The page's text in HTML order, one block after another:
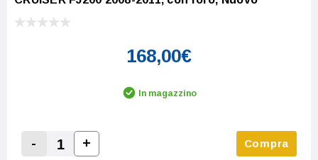
168,00€
In magazzino
- + Compra